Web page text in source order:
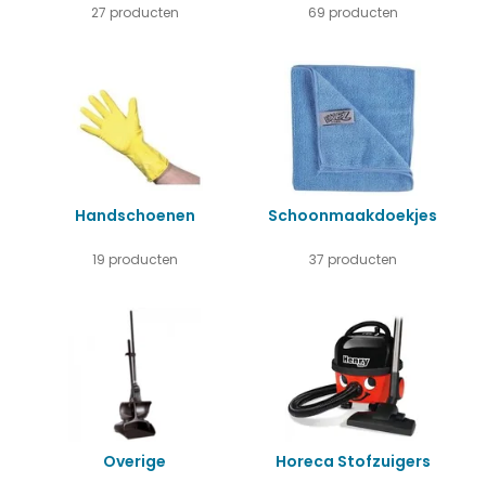
27 producten 69 producten
Handschoenen
19 producten
Schoonmaakdoekjes
37 producten
Overige Horeca Stofzuigers